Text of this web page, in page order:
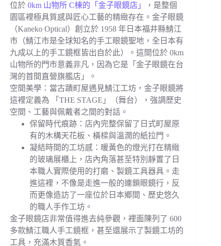
位於 0km 山物所 C棟的「金子眼鏡店」
，是整個
園區裡極具質感與匠心工藝的精緻存在。金子眼鏡
（Kaneko Optical）創立於 1958 年日本福井縣鯖江
市（鯖江市是全球知名的手工眼鏡聖地，全日本有
九成以上的手工鏡框皆出自於此）。這間位於 0km
山物所的門市意義非凡，因為它是「金子眼鏡在台
灣的首間直營旗艦店」。
空間美學：當古蹟町屋遇見鯖江工坊，金子眼鏡將
這裡定義為 「THE STAGE」（舞台），強調歷史
空間、工藝與佩戴者之間的對話。
保留時代痕跡：店內完整保留了日式町屋原
有的木構天花板、橫樑與溫潤的紙拉門。
凝結時間的工坊感：暖黃色的燈光打在精緻
的玻璃展櫃上，店內角落甚至特別靜置了日
本職人實際使用的打磨、製鏡工具器具。走
進這裡，不像是走進一般的連鎖眼鏡行，反
而更像造訪了一座位於日本鄉間、歷史悠久
的職人手作工坊。
金子眼鏡店非常值得進去純參觀，裡面陳列了 600
多款鯖江職人手工鏡框，甚至還展示了製鏡工坊的
工具，充滿木質香氣。